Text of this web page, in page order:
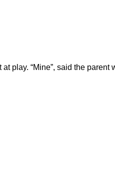
play. “Mine”, said the